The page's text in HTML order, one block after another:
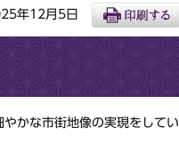
年12月5日
かな市街地像の実現をしてい